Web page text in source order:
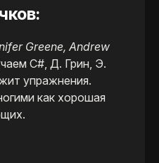
Greene, Andrew
C#, Д. Грин, Э.
упражнения.
как хорошая